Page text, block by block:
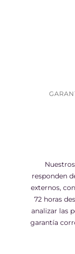
responden
externos,
72 horas
analizar las
garantía